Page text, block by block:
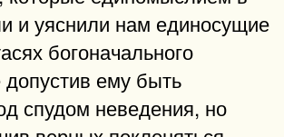
и уяснили нам единосущие
богоначального
допустив ему быть
спудом неведения, но